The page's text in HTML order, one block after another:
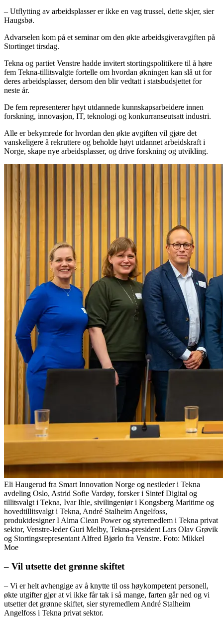
– Utflytting av arbeidsplasser er ikke en vag trussel, dette skjer, sier
Haugsbø.
Advarselen kom på et seminar om den økte arbeidsgiveravgiften på
Stortinget tirsdag.
Tekna og partiet Venstre hadde invitert stortingspolitikere til å høre
fem Tekna-tillitsvalgte fortelle om hvordan økningen kan slå ut for
deres arbeidsplasser, dersom den blir vedtatt i statsbudsjettet for
neste år.
De fem representerer høyt utdannede kunnskapsarbeidere innen
forskning, innovasjon, IT, teknologi og konkurranseutsatt industri.
Alle er bekymrede for hvordan den økte avgiften vil gjøre det
vanskeligere å rekruttere og beholde høyt utdannet arbeidskraft i
Norge, skape nye arbeidsplasser, og drive forskning og utvikling.
Eli Haugerud fra Smart Innovation Norge og nestleder i Tekna
avdeling Oslo, Astrid Sofie Vardøy, forsker i Sintef Digital og
tillitsvalgt i Tekna, Ivar Ihle, sivilingeniør i Kongsberg Maritime og
hovedtillitsvalgt i Tekna, André Stalheim Angelfoss,
produktdesigner I Alma Clean Power og styremedlem i Tekna privat
sektor, Venstre-leder Guri Melby, Tekna-president Lars Olav Grøvik
og Stortingsrepresentant Alfred Bjørlo fra Venstre. Foto: Mikkel
Moe
– Vil utsette det grønne skiftet
– Vi er helt avhengige av å knytte til oss høykompetent personell,
økte utgifter gjør at vi ikke får tak i så mange, farten går ned og vi
utsetter det grønne skiftet, sier styremedlem André Stalheim
Angelfoss i Tekna privat sektor.